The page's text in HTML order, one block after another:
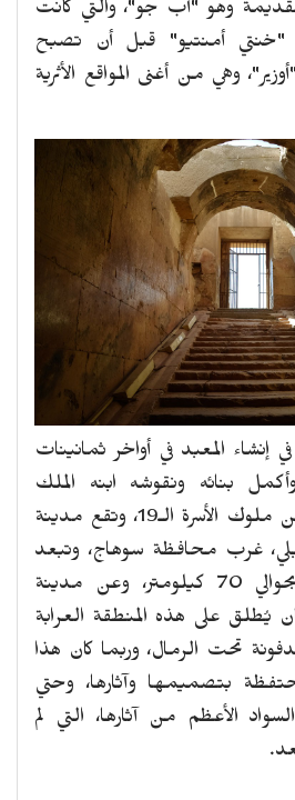
القديمة وهو "آب جو"، والتي كانت
"خنتي أمنتيو" قبل أن تصبح
وهي من أغنى المواقع الأثرية
إنشاء المعبد في أواخر ثمانينات
بنائه ونقوشه ابنه الملك
رمسيس الثاني، وهم من ملوك الأسرة الـ19، وتقع مدينة
غرب محافظة سوهاج، وتبعد
عن مركز المحافظة بحوالي 70 كيلومتر، وعن مدينة
وكان يُطلق على هذه المنطقة العرابة
تحت الرمال، وربما كان هذا
بتصميمها وآثارها، وحتي
الأعظم من آثارها، التي لم